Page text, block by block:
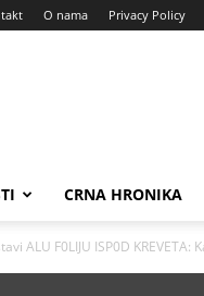
O nama Privacy Policy
CRNA HRONIKA
ALU F0LIJU ISP0D KREVETA: